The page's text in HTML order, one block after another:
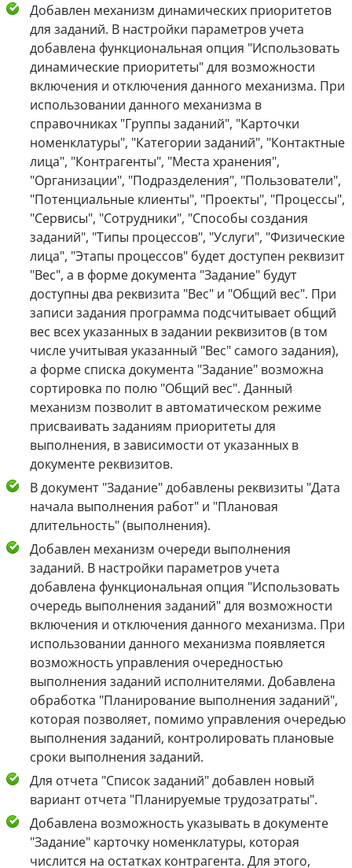
Добавлен механизм динамических приоритетов
для заданий. В настройки параметров учета
добавлена функциональная опция "Использовать
динамические приоритеты" для возможности
включения и отключения данного механизма. При
использовании данного механизма в
справочниках "Группы заданий", "Карточки
номенклатуры", "Категории заданий", "Контактные
лица", "Контрагенты", "Места хранения",
"Организации", "Подразделения", "Пользователи",
"Потенциальные клиенты", "Проекты", "Процессы",
"Сервисы", "Сотрудники", "Способы создания
заданий", "Типы процессов", "Услуги", "Физические
лица", "Этапы процессов" будет доступен реквизит
"Вес", а в форме документа "Задание" будут
доступны два реквизита "Вес" и "Общий вес". При
записи задания программа подсчитывает общий
вес всех указанных в задании реквизитов (в том
числе учитывая указанный "Вес" самого задания),
а форме списка документа "Задание" возможна
сортировка по полю "Общий вес". Данный
механизм позволит в автоматическом режиме
присваивать заданиям приоритеты для
выполнения, в зависимости от указанных в
документе реквизитов.
В документ "Задание" добавлены реквизиты "Дата
начала выполнения работ" и "Плановая
длительность" (выполнения).
Добавлен механизм очереди выполнения
заданий. В настройки параметров учета
добавлена функциональная опция "Использовать
очередь выполнения заданий" для возможности
включения и отключения данного механизма. При
использовании данного механизма появляется
возможность управления очередностью
выполнения заданий исполнителями. Добавлена
обработка "Планирование выполнения заданий",
которая позволяет, помимо управления очередью
выполнения заданий, контролировать плановые
сроки выполнения заданий.
Для отчета "Список заданий" добавлен новый
вариант отчета "Планируемые трудозатраты".
Добавлена возможность указывать в документе
"Задание" карточку номенклатуры, которая
числится на остатках контрагента. Для этого,